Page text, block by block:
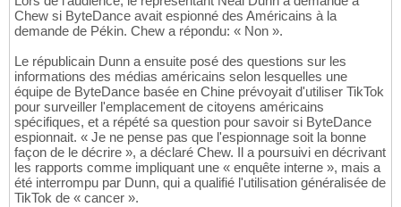
Chew si ByteDance avait espionné des Américains à la
demande de Pékin. Chew a répondu: « Non ».
Le républicain Dunn a ensuite posé des questions sur les
informations des médias américains selon lesquelles une
équipe de ByteDance basée en Chine prévoyait d'utiliser TikTok
pour surveiller l'emplacement de citoyens américains
spécifiques, et a répété sa question pour savoir si ByteDance
espionnait. « Je ne pense pas que l'espionnage soit la bonne
façon de le décrire », a déclaré Chew. Il a poursuivi en décrivant
les rapports comme impliquant une « enquête interne », mais a
été interrompu par Dunn, qui a qualifié l'utilisation généralisée de
TikTok de « cancer ».